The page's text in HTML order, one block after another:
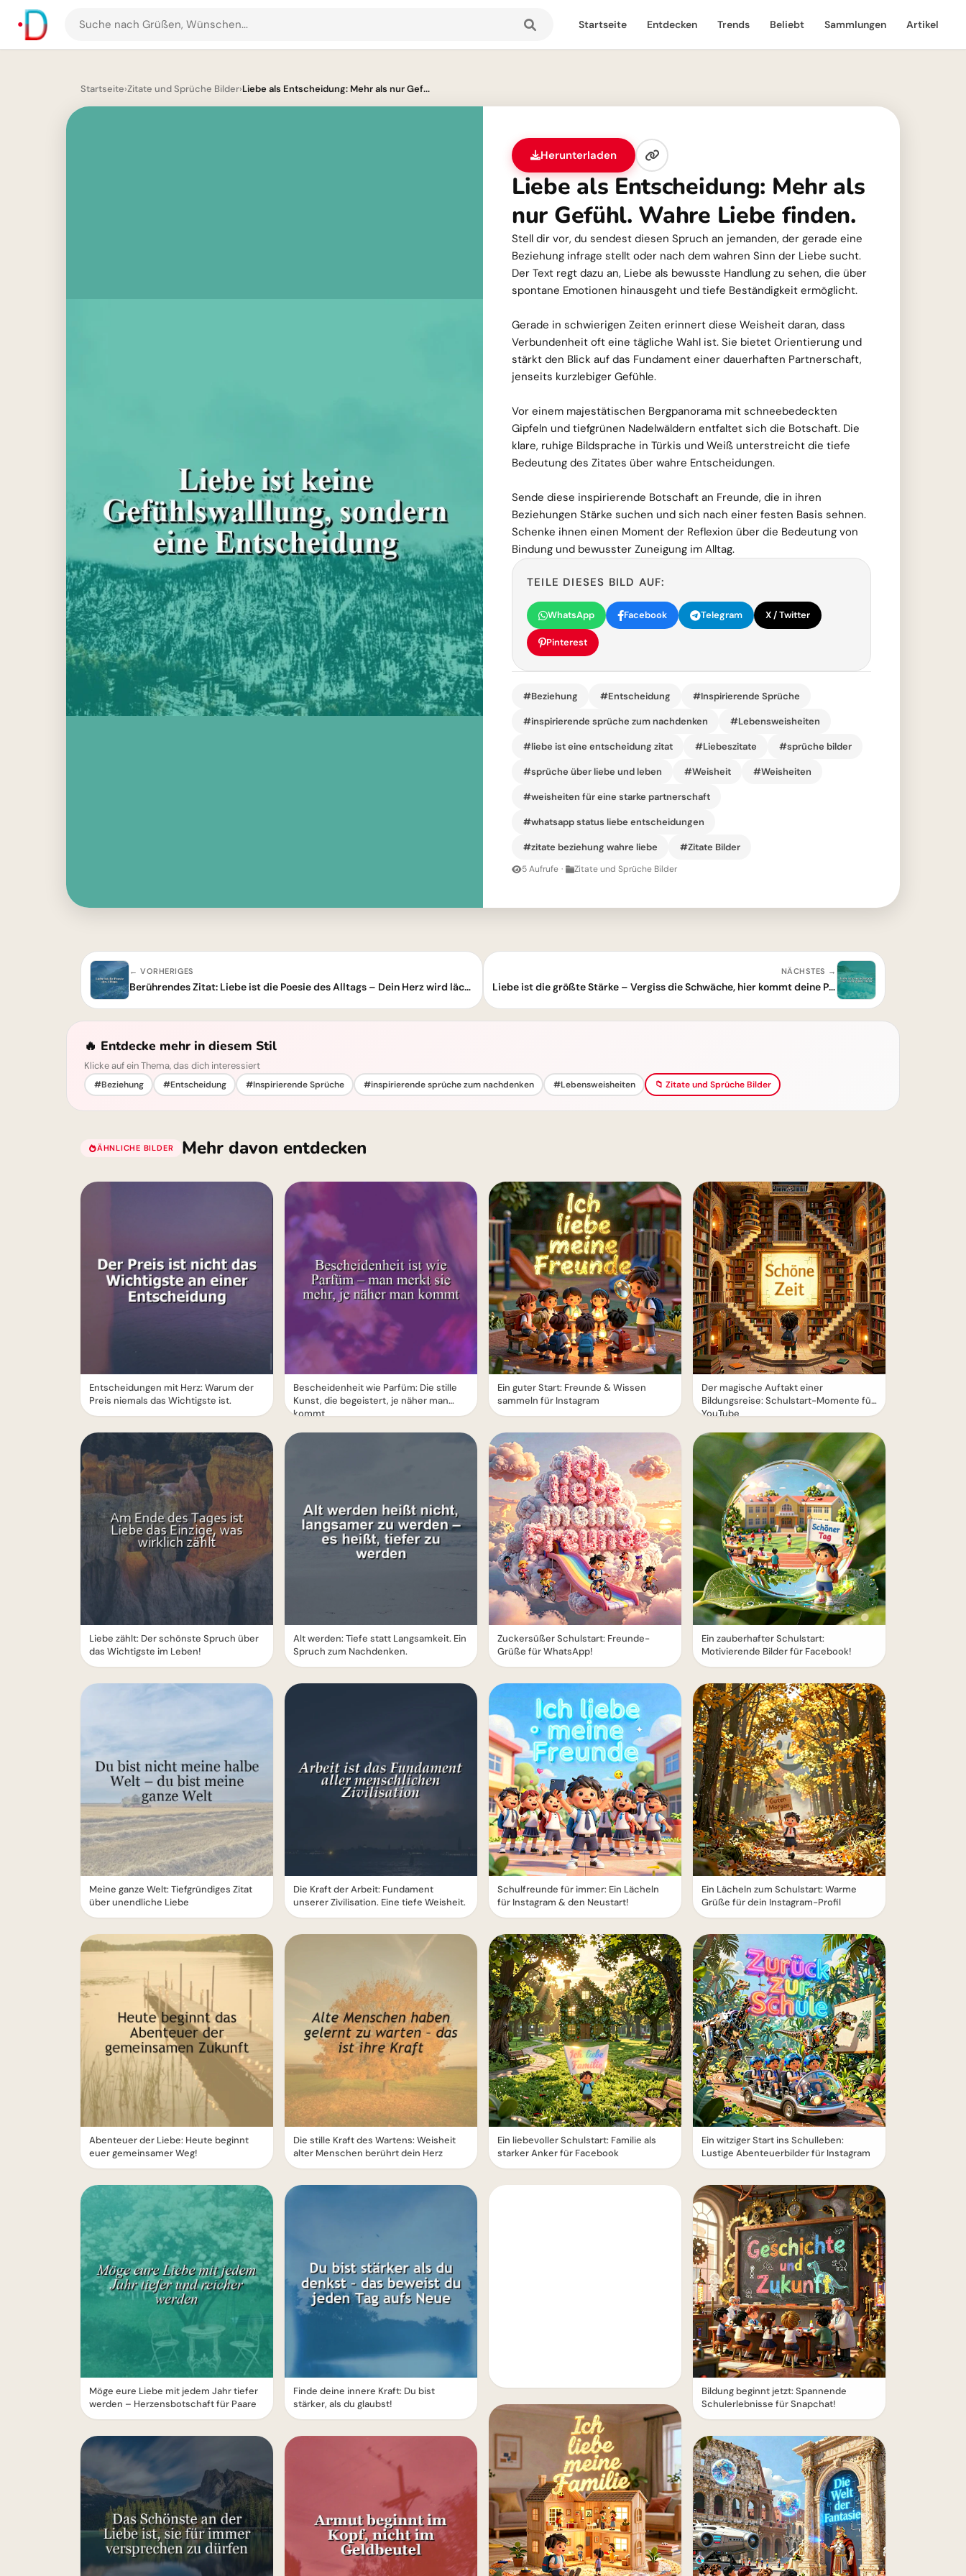
Suche
nach
und
Startseite Entdecken Trends Beliebt Sammlungen Artikel
Startseite›Zitate und Sprüche Bilder›Liebe als Entscheidung: Mehr als nur Gef...
Herunterladen
Liebe als Entscheidung: Mehr als
nur Gefühl. Wahre Liebe finden.
Stell dir vor, du sendest diesen Spruch an jemanden, der gerade eine
Beziehung infrage stellt oder nach dem wahren Sinn der Liebe sucht.
Der Text regt dazu an, Liebe als bewusste Handlung zu sehen, die über
spontane Emotionen hinausgeht und tiefe Beständigkeit ermöglicht.
Gerade in schwierigen Zeiten erinnert diese Weisheit daran, dass
Verbundenheit oft eine tägliche Wahl ist. Sie bietet Orientierung und
stärkt den Blick auf das Fundament einer dauerhaften Partnerschaft,
jenseits kurzlebiger Gefühle.
Vor einem majestätischen Bergpanorama mit schneebedeckten
Gipfeln und tiefgrünen Nadelwäldern entfaltet sich die Botschaft. Die
klare, ruhige Bildsprache in Türkis und Weiß unterstreicht die tiefe
Bedeutung des Zitates über wahre Entscheidungen.
Sende diese inspirierende Botschaft an Freunde, die in ihren
Beziehungen Stärke suchen und sich nach einer festen Basis sehnen.
Schenke ihnen einen Moment der Reflexion über die Bedeutung von
Bindung und bewusster Zuneigung im Alltag.
TEILE DIESES BILD AUF:
WhatsApp Facebook Telegram X / Twitter
Pinterest
#Beziehung #Entscheidung #Inspirierende Sprüche
#inspirierende sprüche zum nachdenken #Lebensweisheiten
#liebe ist eine entscheidung zitat #Liebeszitate #sprüche bilder
#sprüche über liebe und leben #Weisheit #Weisheiten
#weisheiten für eine starke partnerschaft
#whatsapp status liebe entscheidungen
#zitate beziehung wahre liebe #Zitate Bilder
5 Aufrufe · Zitate und Sprüche Bilder
← VORHERIGES
Berührendes Zitat: Liebe ist die Poesie des Alltags – Dein Herz wird lächeln
NÄCHSTES →
Liebe ist die größte Stärke – Vergiss die Schwäche, hier kommt deine Power!
🔥 Entdecke mehr in diesem Stil
Klicke auf ein Thema, das dich interessiert
#Beziehung #Entscheidung #Inspirierende Sprüche #inspirierende sprüche zum nachdenken #Lebensweisheiten 📁 Zitate und Sprüche Bilder
ÄHNLICHE BILDER Mehr davon entdecken
Entscheidungen mit Herz: Warum der
Preis niemals das Wichtigste ist.
Liebe zählt: Der schönste Spruch über
das Wichtigste im Leben!
Meine ganze Welt: Tiefgründiges Zitat
über unendliche Liebe
Abenteuer der Liebe: Heute beginnt
euer gemeinsamer Weg!
Möge eure Liebe mit jedem Jahr tiefer
werden – Herzensbotschaft für Paare
Bescheidenheit wie Parfüm: Die stille
Kunst, die begeistert, je näher man
kommt
Alt werden: Tiefe statt Langsamkeit. Ein
Spruch zum Nachdenken.
Die Kraft der Arbeit: Fundament
unserer Zivilisation. Eine tiefe Weisheit.
Die stille Kraft des Wartens: Weisheit
alter Menschen berührt dein Herz
Finde deine innere Kraft: Du bist
stärker, als du glaubst!
Ein guter Start: Freunde & Wissen
sammeln für Instagram
Zuckersüßer Schulstart: Freunde-
Grüße für WhatsApp!
Schulfreunde für immer: Ein Lächeln
für Instagram & den Neustart!
Ein liebevoller Schulstart: Familie als
starker Anker für Facebook
Der magische Auftakt einer
Bildungsreise: Schulstart-Momente für
YouTube
Ein zauberhafter Schulstart:
Motivierende Bilder für Facebook!
Ein Lächeln zum Schulstart: Warme
Grüße für dein Instagram-Profil
Ein witziger Start ins Schulleben:
Lustige Abenteuerbilder für Instagram
Bildung beginnt jetzt: Spannende
Schulerlebnisse für Snapchat!